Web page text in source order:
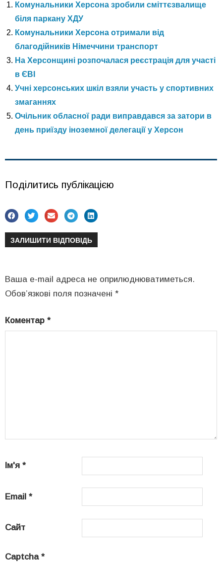
Комунальники Херсона зробили сміттєзвалище
біля паркану ХДУ
Комунальники Херсона отримали від
благодійників Німеччини транспорт
На Херсонщині розпочалася реєстрація для участі
в ЄВІ
Учні херсонських шкіл взяли участь у спортивних
змаганнях
Очільник обласної ради виправдався за затори в
день приїзду іноземної делегації у Херсон
Поділитись публікацією
ЗАЛИШИТИ ВІДПОВІДЬ
Ваша e-mail адреса не оприлюднюватиметься.
Обов’язкові поля позначені *
Коментар *
Ім'я *
Email *
Сайт
Captcha *